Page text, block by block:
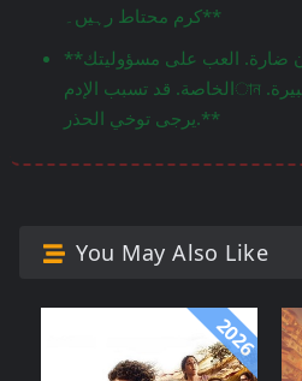
کرم محتاط رہیں۔**
**هذه الألعاب قد تكون ضارة. العب على مسؤوليتك
الخاصة. قد تسبب الإدمান وتؤدي إلى خسائر مالية كبيرة.
يرجى توخي الحذر.**
You May Also Like
2026